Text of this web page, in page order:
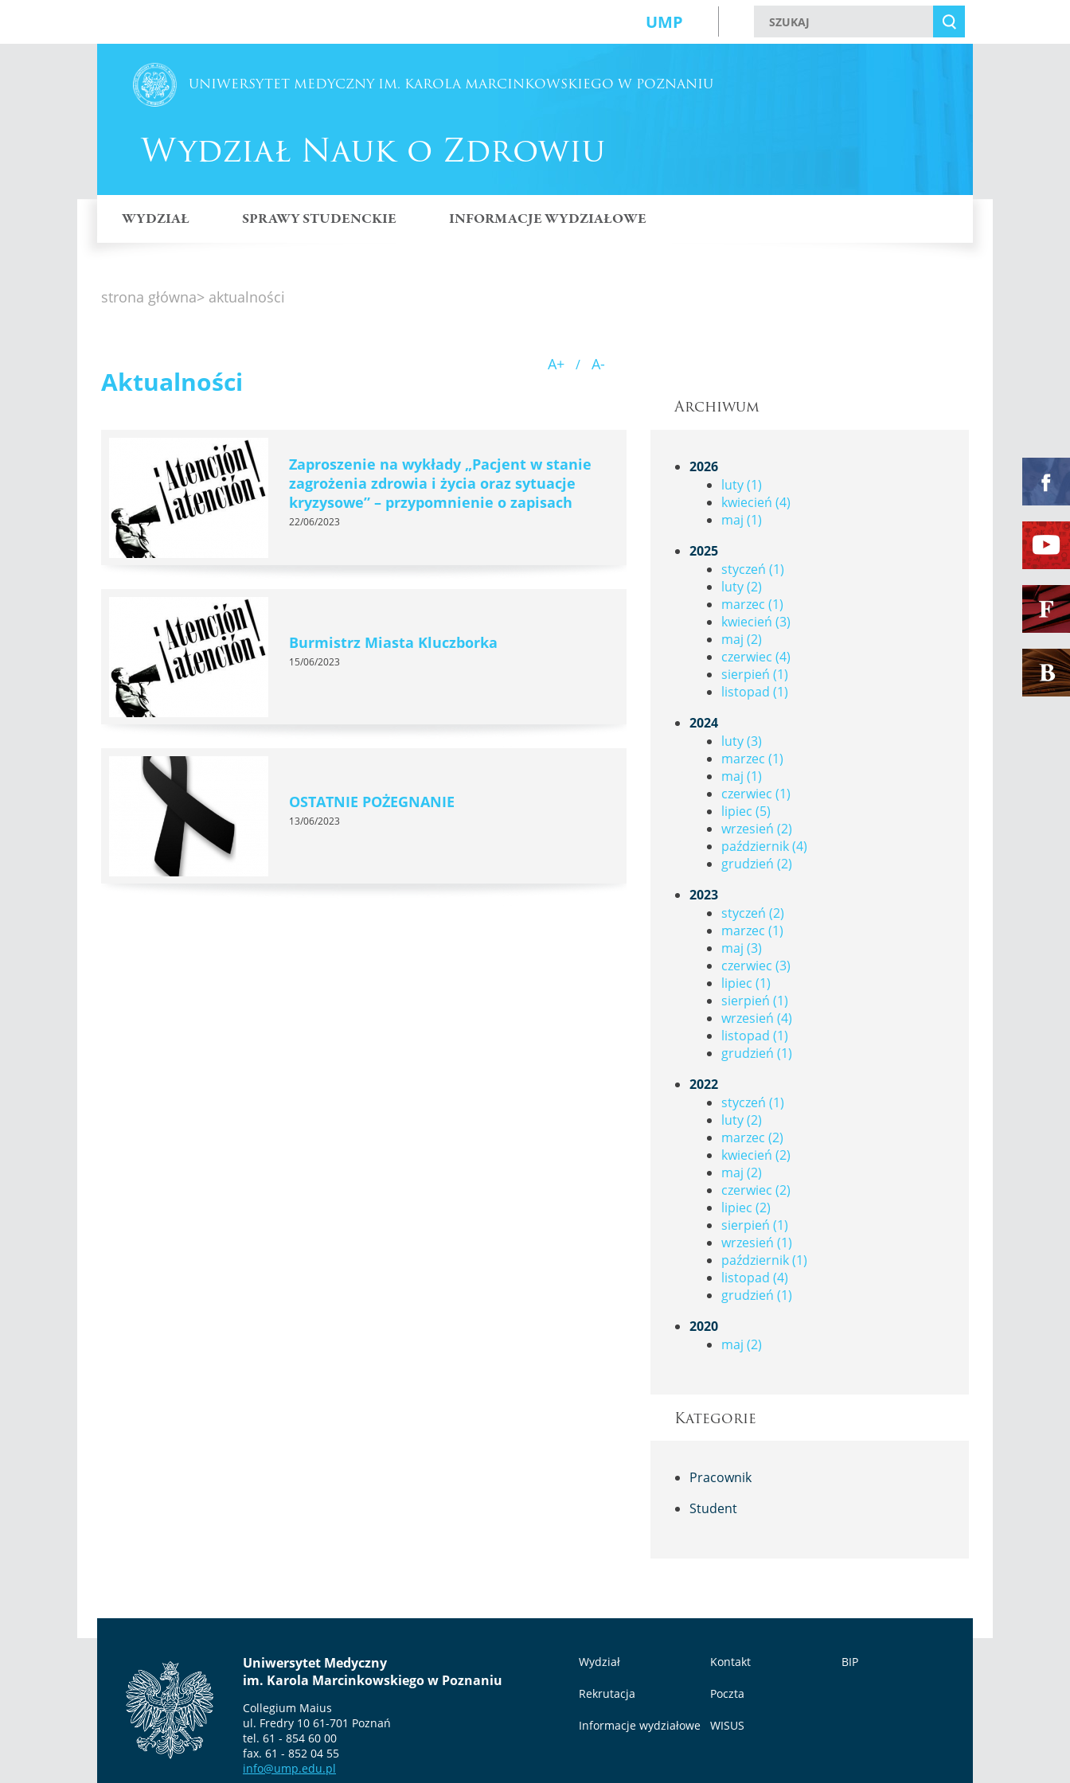
Otwórz ułatwienia dostępu
UMP Szukaj w witrynie
UNIWERSYTET MEDYCZNYIM. KAROLA MARCINKOWSKIEGO W POZNANIU
Wydział Nauk o Zdrowiu
WYDZIAŁ SPRAWY STUDENCKIE INFORMACJE WYDZIAŁOWE
strona główna> aktualności
A+ / A-
Aktualności
Zaproszenie na wykłady „Pacjent w stanie
zagrożenia zdrowia i życia oraz sytuacje
kryzysowe” – przypomnienie o zapisach
22/06/2023
Burmistrz Miasta Kluczborka
15/06/2023
OSTATNIE POŻEGNANIE
13/06/2023
Archiwum
2026
luty (1)
kwiecień (4)
maj (1)
2025
styczeń (1)
luty (2)
marzec (1)
kwiecień (3)
maj (2)
czerwiec (4)
sierpień (1)
listopad (1)
2024
luty (3)
marzec (1)
maj (1)
czerwiec (1)
lipiec (5)
wrzesień (2)
październik (4)
grudzień (2)
2023
styczeń (2)
marzec (1)
maj (3)
czerwiec (3)
lipiec (1)
sierpień (1)
wrzesień (4)
listopad (1)
grudzień (1)
2022
styczeń (1)
luty (2)
marzec (2)
kwiecień (2)
maj (2)
czerwiec (2)
lipiec (2)
sierpień (1)
wrzesień (1)
październik (1)
listopad (4)
grudzień (1)
2020
maj (2)
Kategorie
Pracownik
Student
Uniwersytet Medyczny
im. Karola Marcinkowskiego w Poznaniu
Collegium Maius
ul. Fredry 10 61-701 Poznań
tel. 61 - 854 60 00
fax. 61 - 852 04 55
info@ump.edu.pl
Wydział
Rekrutacja
Informacje wydziałowe
Kontakt
Poczta
WISUS
BIP
Fakty